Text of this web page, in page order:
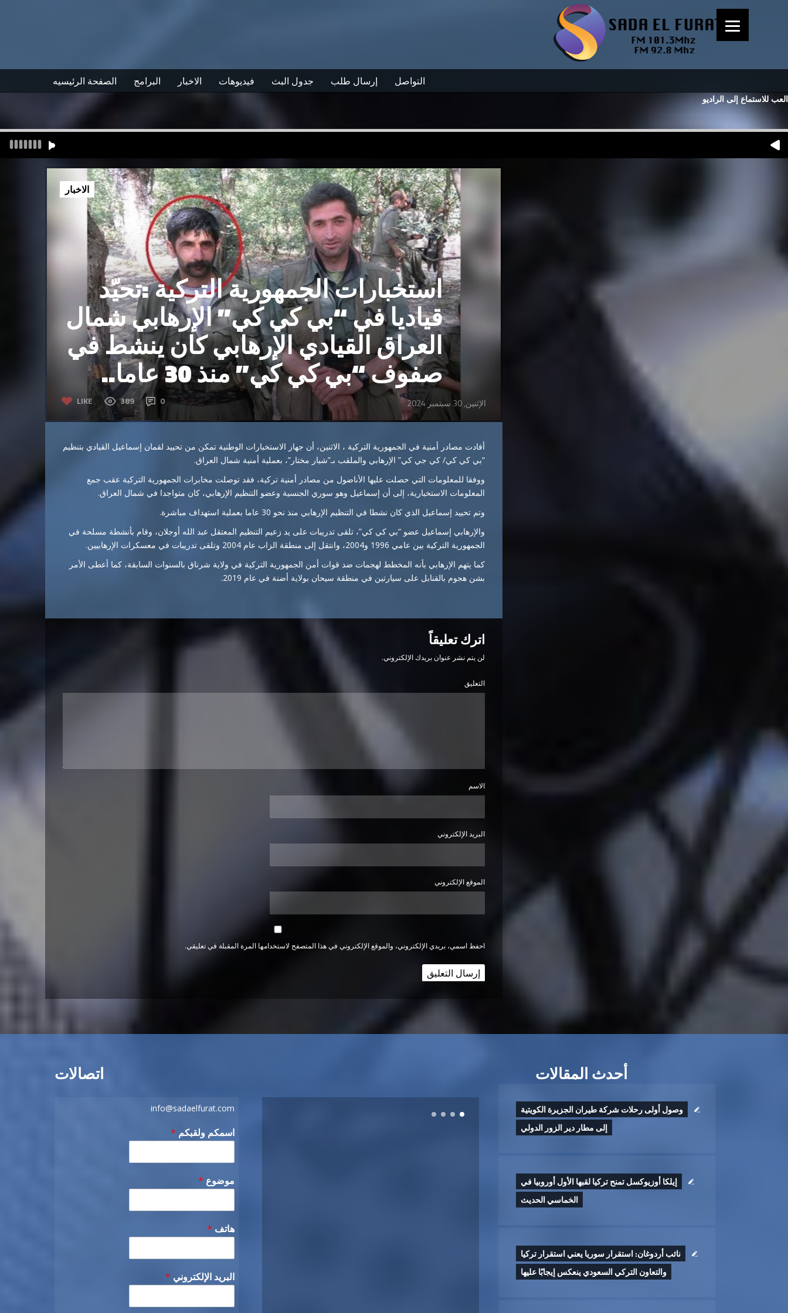
الصفحة الرئيسيه البرامج الاخبار فيديوهات جدول البث إرسال طلب التواصل
العب للاستماع إلى الراديو
استخبارات الجمهورية التركية :تحيّد
قياديا في “بي كي كي” الإرهابي شمال
العراق القيادي الإرهابي كان ينشط في
صفوف “بي كي كي” منذ 30 عاما..
LIKE 389 0 الإثنين, 30 سبتمبر 2024
الاخبار
أفادت مصادر أمنية في الجمهورية التركية ، الاثنين، أن جهاز الاستخبارات الوطنية تمكن من تحييد لقمان إسماعيل القيادي بتنظيم
“بي كي كي/ كي جي كي” الإرهابي والملقب بـ”شيار مختار”، بعملية أمنية شمال العراق.
ووفقا للمعلومات التي حصلت عليها الأناضول من مصادر أمنية تركية، فقد توصلت مخابرات الجمهورية التركية عقب جمع
المعلومات الاستخبارية، إلى أن إسماعيل وهو سوري الجنسية وعضو التنظيم الإرهابي، كان متواجدا في شمال العراق.
وتم تحييد إسماعيل الذي كان نشطا في التنظيم الإرهابي منذ نحو 30 عاما بعملية استهداف مباشرة.
والإرهابي إسماعيل عضو “بي كي كي”، تلقى تدريبات على يد زعيم التنظيم المعتقل عبد الله أوجلان، وقام بأنشطة مسلحة في
الجمهورية التركية بين عامي 1996 و2004، وانتقل إلى منطقة الزاب عام 2004 وتلقى تدريبات في معسكرات الإرهابيين.
كما يتهم الإرهابي بأنه المخطط لهجمات ضد قوات أمن الجمهورية التركية في ولاية شرناق بالسنوات السابقة، كما أعطى الأمر
بشن هجوم بالقنابل على سيارتين في منطقة سيحان بولاية أضنة في عام 2019.
اترك تعليقاً
لن يتم نشر عنوان بريدك الإلكتروني.
التعليق
الاسم
البريد الإلكتروني
الموقع الإلكتروني
احفظ اسمي، بريدي الإلكتروني، والموقع الإلكتروني في هذا المتصفح لاستخدامها المرة المقبلة في تعليقي.
اتصالات
info@sadaelfurat.com
اسمكم ولقبكم *
موضوع *
هاتف *
البريد الإلكتروني *
أحدث المقالات
وصول أولى رحلات شركة طيران الجزيرة الكويتية
إلى مطار دير الزور الدولي
إيلكا أوزيوكسل تمنح تركيا لقبها الأول أوروبيا في
الخماسي الحديث
نائب أردوغان: استقرار سوريا يعني استقرار تركيا
والتعاون التركي السعودي ينعكس إيجابًا عليها